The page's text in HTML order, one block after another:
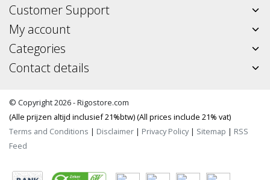
Customer Support
My account
Categories
Contact details
© Copyright 2026 - Rigostore.com
(Alle prijzen altijd inclusief 21%btw) (All prices include 21% vat)
Terms and Conditions | Disclaimer | Privacy Policy| Sitemap | RSS
Feed